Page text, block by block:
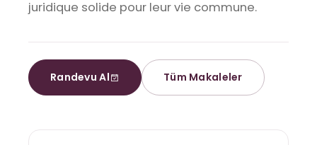
juridique solide pour leur vie commune.
Randevu Al Tüm Makaleler